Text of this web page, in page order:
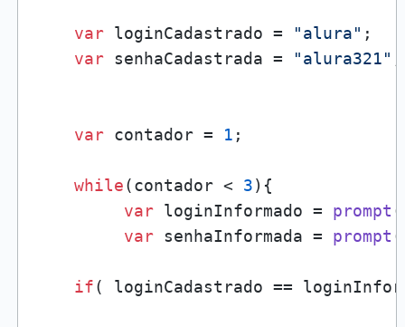
var loginCadastrado = "alura" ;
var senhaCadastrada = "alura321"
var contador = 1 ;
while(contador < 3){
var loginInformado = prompt (
var senhaInformada = prompt (
if( loginCadastrado ==